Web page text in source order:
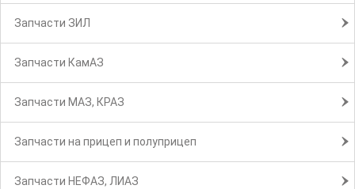
Запчасти ЗИЛ
Запчасти КамАЗ
Запчасти МАЗ, КРАЗ
Запчасти на прицеп и полуприцеп
Запчасти НЕФАЗ, ЛИАЗ